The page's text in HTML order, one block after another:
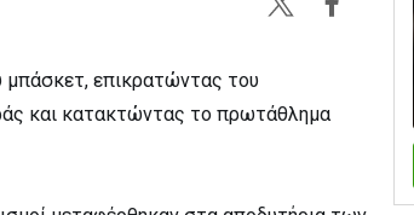
επικρατώντας του
και κατακτώντας το πρωτάθλημα